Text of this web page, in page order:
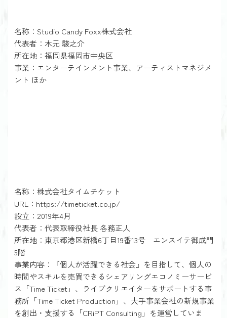
名称：Studio Candy Foxx株式会社
代表者：木元 駿之介
所在地：福岡県福岡市中央区
事業：エンターテインメント事業、アーティストマネジメ
ント ほか
名称：株式会社タイムチケット
URL： https://timeticket.co.jp/
設立：2019年4月
代表者：代表取締役社長 各務正人
所在地：東京都港区新橋6丁目19番13号 エンスイテ御成門
5階
事業内容：『個人が活躍できる社会』を目指して、個人の
時間やスキルを売買できるシェアリングエコノミーサービ
ス「Time Ticket」、ライブクリエイターをサポートする事
務所「Time Ticket Production」、大手事業会社の新規事業
を創出・支援する「CRiPT Consulting」を運営していま